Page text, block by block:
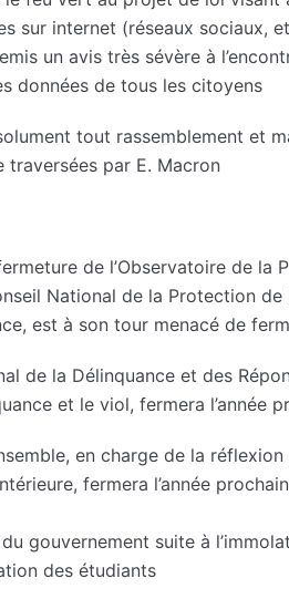
sur internet (réseaux sociaux,
un avis très sévère à
données de tous les citoyens
tout rassemblement et
traversées par E. Macron
de l’Observatoire de la
National de la Protection
est à son tour menacé de
de la Délinquance et des
et le viol, fermera l’année
en charge de la
fermera l’année
gouvernement suite à
des étudiants